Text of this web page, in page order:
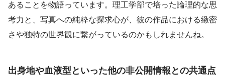
あることを物語っています。理工学部で培った論理的な思
考力と、写真への純粋な探求心が、彼の作品における緻密
さや独特の世界観に繋がっているのかもしれませんね。
出身地や血液型といった他の非公開情報との共通点